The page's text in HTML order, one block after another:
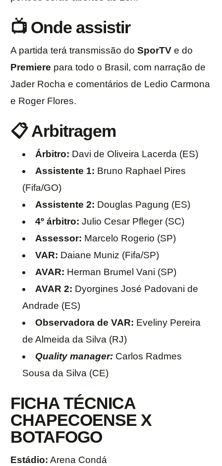
📺 Onde assistir
A partida terá transmissão do SporTV e do
Premiere para todo o Brasil, com narração de
Jader Rocha e comentários de Ledio Carmona
e Roger Flores.
📋 Arbitragem
Árbitro: Davi de Oliveira Lacerda (ES)
Assistente 1: Bruno Raphael Pires
(Fifa/GO)
Assistente 2: Douglas Pagung (ES)
4º árbitro: Julio Cesar Pfleger (SC)
Assessor: Marcelo Rogerio (SP)
VAR: Daiane Muniz (Fifa/SP)
AVAR: Herman Brumel Vani (SP)
AVAR 2: Dyorgines José Padovani de
Andrade (ES)
Observadora de VAR: Eveliny Pereira
de Almeida da Silva (RJ)
Quality manager:Carlos Radmes
Sousa da Silva (CE)
FICHA TÉCNICA
CHAPECOENSE X
BOTAFOGO
Estádio: Arena Condá